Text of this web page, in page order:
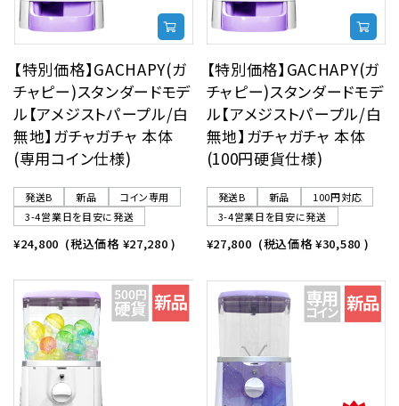
【特別価格】GACHAPY(ガ
チャピー)スタンダードモデ
ル【アメジストパープル/白
無地】ガチャガチャ 本体
(専用コイン仕様)
発送B 新品
コイン専用
3-4営業日を目安に発送
¥24,800 (税込価格 ¥27,280 )
【特別価格】GACHAPY(ガ
チャピー)スタンダードモデ
ル【アメジストパープル/白
無地】ガチャガチャ 本体
(100円硬貨仕様)
発送B 新品
100円対応
3-4営業日を目安に発送
¥27,800 (税込価格¥30,580 )